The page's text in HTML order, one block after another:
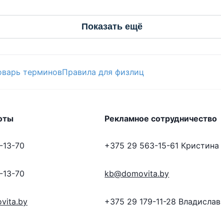
Показать ещё
терминовПравила для физлиц
70
70
Рекламное сотрудничество
+375 29 563-15-61 Кристина
kb@domovita.by
+375 29 179-11-28 Владислав